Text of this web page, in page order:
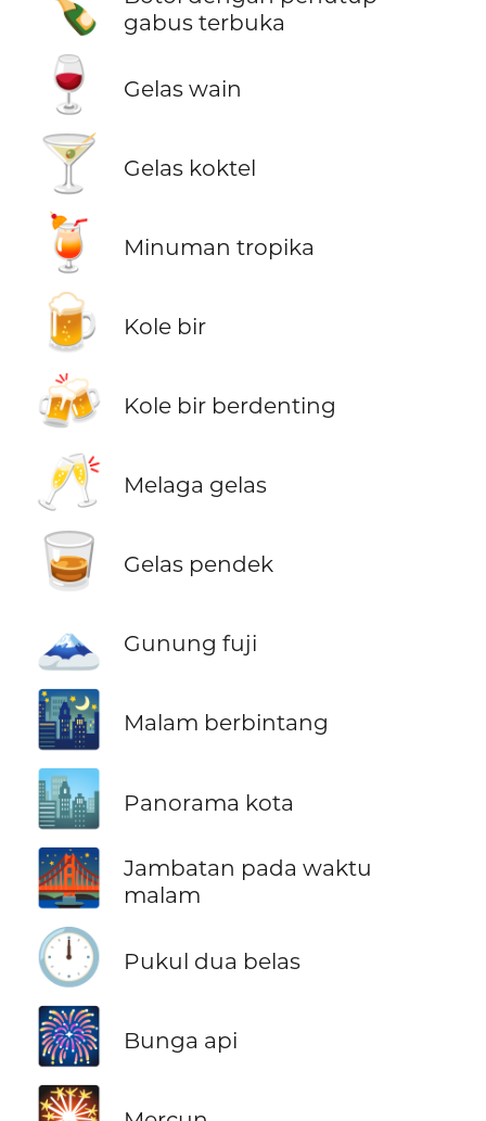
gabus terbuka
🍷 Gelas wain
🍸 Gelas koktel
🍹 Minuman tropika
🍺 Kole bir
🍻 Kole bir berdenting
🥂 Melaga gelas
🥃 Gelas pendek
🗻 Gunung fuji
🌃 Malam berbintang
🏙️ Panorama kota
🌉
Jambatan pada waktu
malam
🕛 Pukul dua belas
🎆 Bunga api